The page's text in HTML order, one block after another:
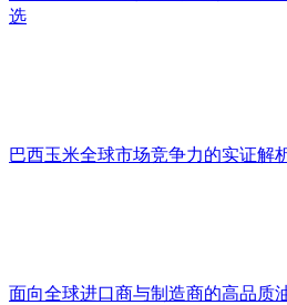
选
巴西玉米全球市场竞争力的实证解
面向全球进口商与制造商的高品质